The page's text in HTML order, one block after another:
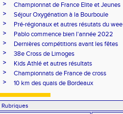
>
Championnat de France Elite et Jeunes
>
Séjour Oxygénation à la Bourboule
>
Pré-régionaux et autres résutats du
>
Pablo commence bien l'année 2022
>
Dernières compétitions avant les fêtes
>
38e Cross de Limoges
>
Kids Athlé et autres résultats
>
Championnats de France de cross
> 10 km des quais de Bordeaux